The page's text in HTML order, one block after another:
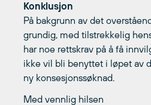
Konklusjon
På bakgrunn av det
grundig, med tilstrekkelig
har noe rettskrav på å få
ikke vil bli benyttet i løpet av
ny konsesjonssøknad.
Med vennlig hilsen